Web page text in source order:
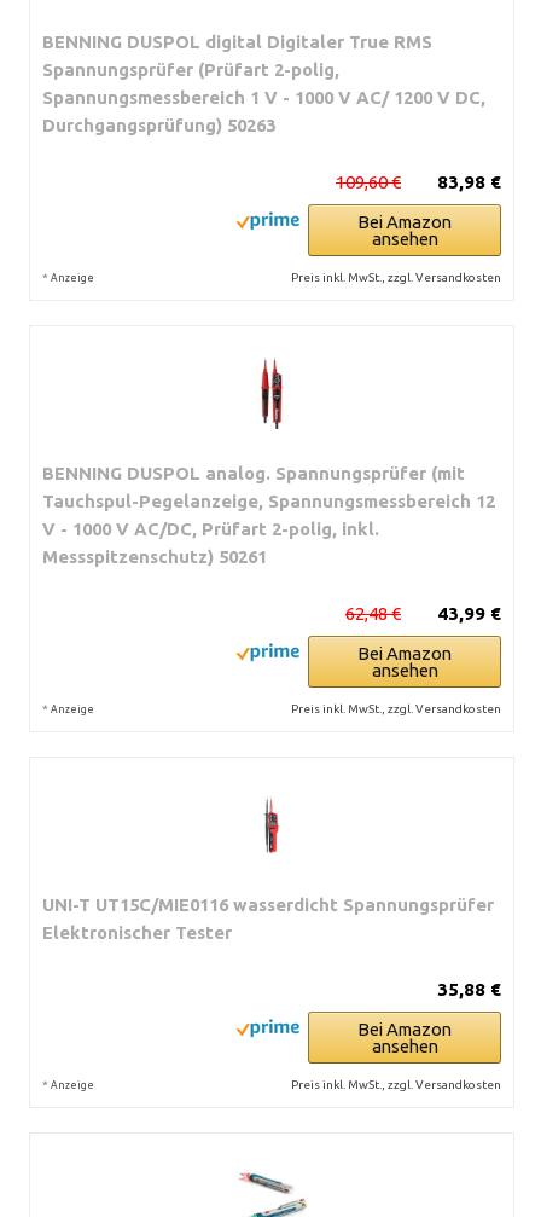
BENNING DUSPOL digital Digitaler True RMS
Spannungsprüfer (Prüfart 2-polig,
Spannungsmessbereich 1 V - 1000 V AC/ 1200 V DC,
Durchgangsprüfung) 50263
83,98 €
109,60 €
Bei Amazon
ansehen
* Anzeige Preis inkl. MwSt., zzgl. Versandkosten
BENNING DUSPOL analog. Spannungsprüfer (mit
Tauchspul-Pegelanzeige, Spannungsmessbereich 12
V - 1000 V AC/DC, Prüfart 2-polig, inkl.
Messspitzenschutz) 50261
43,99 €
62,48 €
Bei Amazon
ansehen
* Anzeige Preis inkl. MwSt., zzgl. Versandkosten
UNI-T UT15C/MIE0116 wasserdicht Spannungsprüfer
Elektronischer Tester
35,88 €
Bei Amazon
ansehen
* Anzeige Preis inkl. MwSt., zzgl. Versandkosten